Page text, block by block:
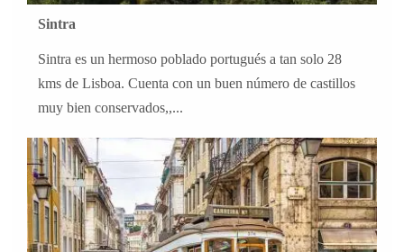
Sintra
Sintra es un hermoso poblado portugués a tan solo 28
kms de Lisboa. Cuenta con un buen número de castillos
muy bien conservados,,...